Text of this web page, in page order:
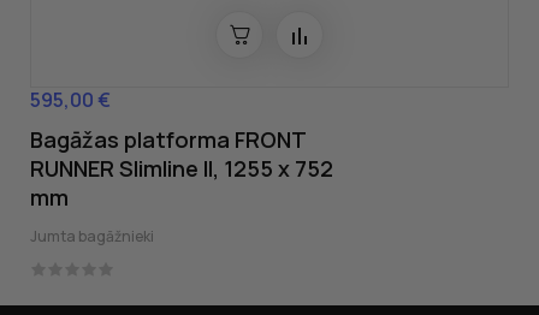
Cena
595,00 €
Bagāžas platforma FRONT
RUNNER Slimline II, 1255 x 752
mm
Jumta bagāžnieki